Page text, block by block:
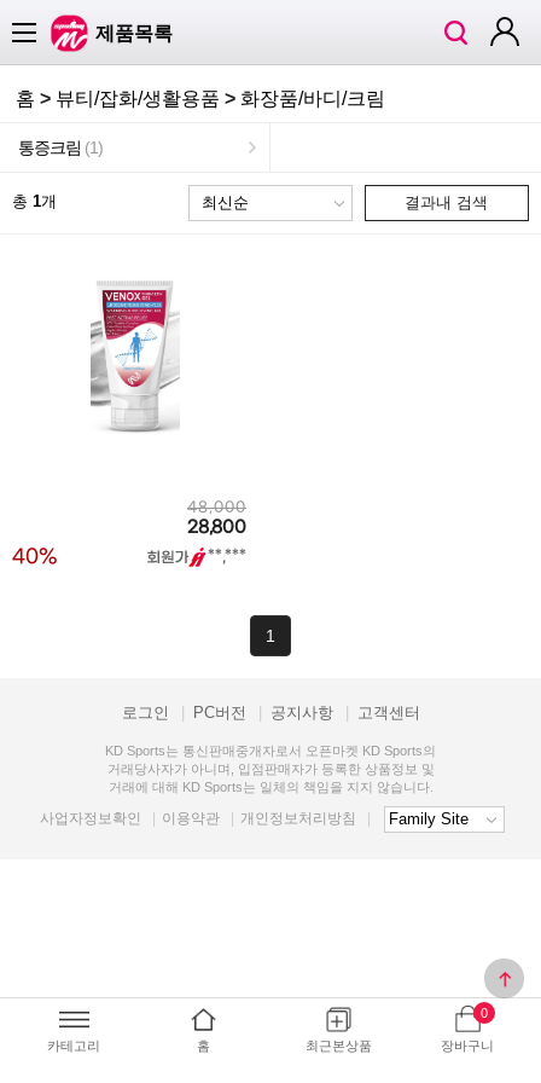
제품목록
검
색
로
그
인
홈 > 뷰티/잡화/생활용품 > 화장품/바디/크림
통증크림 (1)
총 1개 결과내 검색
48,000
40%
28,800
**,***
1
로그인 PC버전 공지사항 고객센터
KD Sports는 통신판매중개자로서 오픈마켓 KD Sports의
거래당사자가 아니며, 입점판매자가 등록한 상품정보 및
거래에 대해 KD Sports는 일체의 책임을 지지 않습니다.
사업자정보확인 이용약관 개인정보처리방침
카테고리 홈 최근본상품 장바구니
0
top